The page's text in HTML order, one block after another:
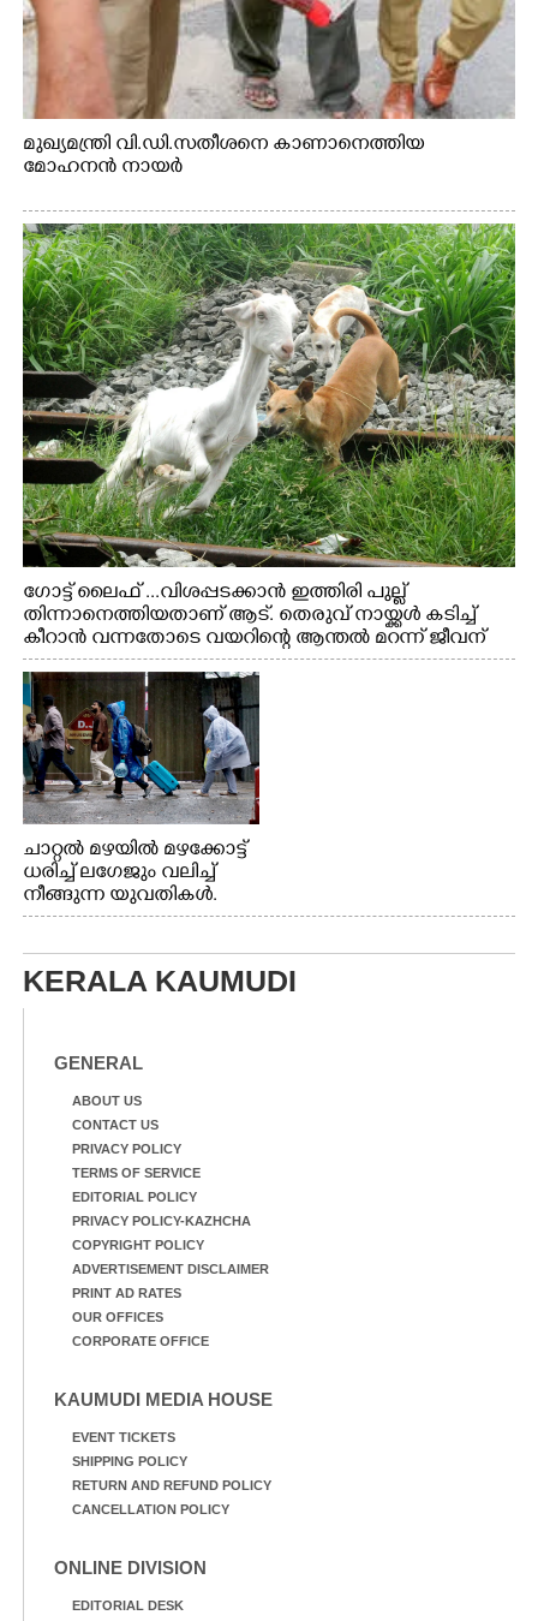
മുഖ്യമന്ത്രി വി.ഡി.സതീശനെ കാണാനെത്തിയ
മോഹനൻ നായർ
ഗോട്ട് ലൈഫ് ...വിശപ്പടക്കാൻ ഇത്തിരി പുല്ല്
തിന്നാനെത്തിയതാണ് ആട്. തെരുവ് നായ്ക്കൾ കടിച്ച്
കീറാൻ വന്നതോടെ വയറിന്റെ ആന്തൽ മറന്ന് ജീവന്
വേണ്ടിയായി ഓട്ടം. എറണാകുളം വാത്തുരുത്തിയിൽ
നിന്നുള്ള കാഴ്ച
ചാറ്റൽ മഴയിൽ മഴക്കോട്ട്
ധരിച്ച് ലഗേജും വലിച്ച്
നീങ്ങുന്ന യുവതികൾ.
എറണാകുളം മേനകയിൽ
KERALA KAUMUDI
GENERAL
ABOUT US
CONTACT US
PRIVACY POLICY
TERMS OF SERVICE
EDITORIAL POLICY
PRIVACY POLICY-KAZHCHA
COPYRIGHT POLICY
ADVERTISEMENT DISCLAIMER
PRINT AD RATES
OUR OFFICES
CORPORATE OFFICE
KAUMUDI MEDIA HOUSE
EVENT TICKETS
SHIPPING POLICY
RETURN AND REFUND POLICY
CANCELLATION POLICY
ONLINE DIVISION
EDITORIAL DESK